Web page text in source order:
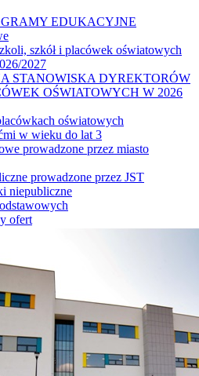
EDUKACYJNE
szkół i placówek oświatowych
2027
STANOWISKA DYREKTORÓW
OŚWIATOWYCH W 2026
oświatowych
w wieku do lat 3
prowadzone przez miasto
prowadzone przez JST
niepubliczne
ofert